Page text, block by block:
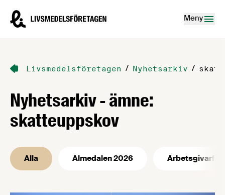
Livsmedelsföretagen – till startsidan
Meny
Livsmedelsföretagen / Nyhetsarkiv /
Nyhetsarkiv - ämne:
skatteuppskov
Alla Almedalen 2026